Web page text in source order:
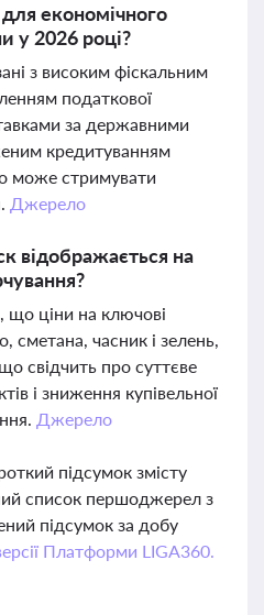
економічного
у 2026 році?
з високим фіскальним
податкової
за державними
кредитуванням
може стримувати
Джерело
відображається на
що ціни на ключові
сметана, часник і зелень,
свідчить про суттєве
і зниження купівельної
Джерело
підсумок змісту
список першоджерел з
підсумок за добу
Платформи LIGA360.